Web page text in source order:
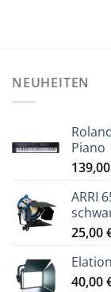
NEUHEITEN
Piano
139,00
ARRI
25,00
40,00